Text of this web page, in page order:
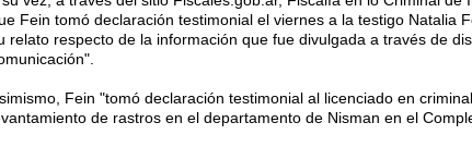
Fein tomó declaración testimonial el viernes a la testigo Natalia
relato respecto de la información que fue divulgada a través de
Fein "tomó declaración testimonial al licenciado en
de rastros en el departamento de Nisman en el